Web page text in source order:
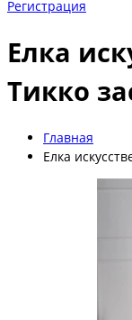
Регистрация
Елка
Тикко
Главная
Елка